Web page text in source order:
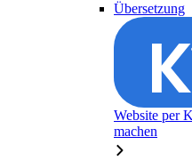
Übersetzung
Website per
machen